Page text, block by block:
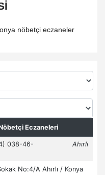
nöbetçi eczaneler